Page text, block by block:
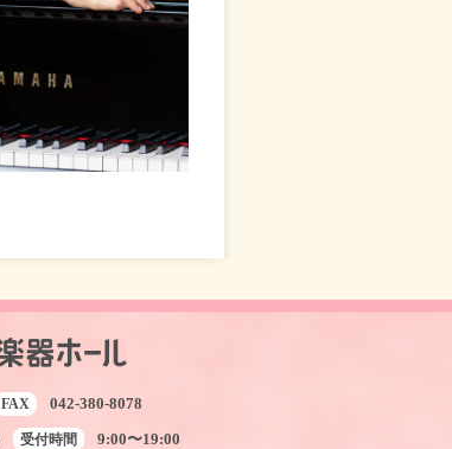
FAX 042-380-8078
受付時間 9:00〜19:00